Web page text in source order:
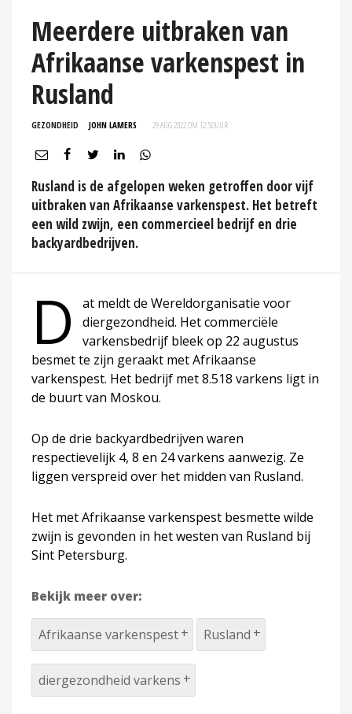
Meerdere uitbraken van
Afrikaanse varkenspest in
Rusland
GEZONDHEID JOHN LAMERS 29 AUG 2022 OM 12:50UUR
Rusland is de afgelopen weken getroffen door vijf
uitbraken van Afrikaanse varkenspest. Het betreft
een wild zwijn, een commercieel bedrijf en drie
backyardbedrijven.
D
at meldt de Wereldorganisatie voor
diergezondheid. Het commerciële
varkensbedrijf bleek op 22 augustus
besmet te zijn geraakt met Afrikaanse
varkenspest. Het bedrijf met 8.518 varkens ligt in
de buurt van Moskou.
Op de drie backyardbedrijven waren
respectievelijk 4, 8 en 24 varkens aanwezig. Ze
liggen verspreid over het midden van Rusland.
Het met Afrikaanse varkenspest besmette wilde
zwijn is gevonden in het westen van Rusland bij
Sint Petersburg.
Bekijk meer over:
Afrikaanse varkenspest Rusland
diergezondheid varkens